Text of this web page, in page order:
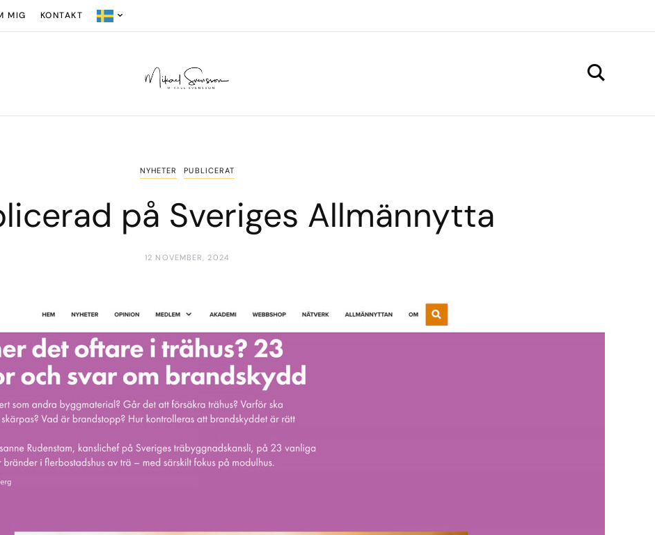
MIG KONTAKT
NYHETER PUBLICERAT
på Sveriges Allmännytta
12 NOVEMBER, 2024